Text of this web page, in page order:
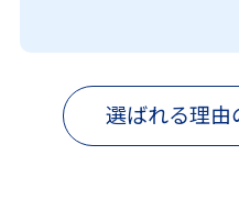
選ばれる理由